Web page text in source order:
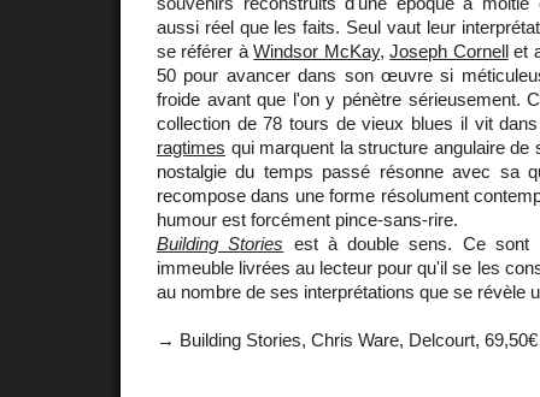
aussi réel que les faits. Seul vaut leur
se référer àWindsor McKay,Joseph Cornellet
50 pour avancer dans son œuvre si
froide avant que l'on y pénètre sérieusement.
collection de 78 tours de vieux blues il vit
ragtimes qui marquent la structure angulaire de
nostalgie du temps passé résonne avec sa
recompose dans une forme résolument
humour est forcément pince-sans-rire.
Building Stories est à double sens. Ce sont
immeuble livrées au lecteur pour qu'il se les
au nombre de ses interprétations que se révèle
→ Building Stories, Chris Ware, Delcourt, 69,50€